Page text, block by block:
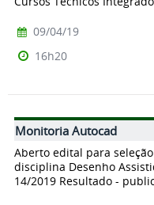
09/04/19
16h20
Monitoria Autocad
Aberto edital para
disciplina Desenho
14/2019 Resultado -